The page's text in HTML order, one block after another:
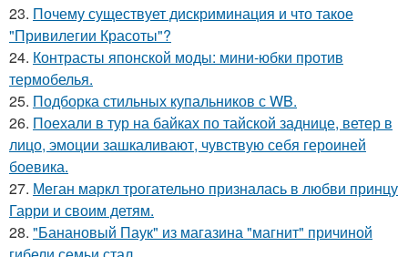
23. Почему существует дискриминация и что такое
"Привилегии Красоты"?
24. Контрасты японской моды: мини-юбки против
термобелья.
25. Подборка стильных купальников с WB.
26. Поехали в тур на байках по тайской заднице, ветер в
лицо, эмоции зашкаливают, чувствую себя героиней
боевика.
27. Меган маркл трогательно призналась в любви принцу
Гарри и своим детям.
28. "Банановый Паук" из магазина "магнит" причиной